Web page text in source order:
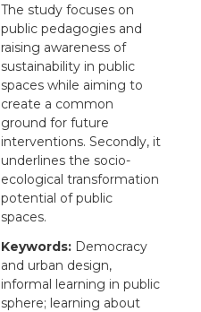
The study focuses on
public pedagogies and
raising awareness of
sustainability in public
spaces while aiming to
create a common
ground for future
interventions. Secondly, it
underlines the socio-
ecological transformation
potential of public
spaces.
Keywords: Democracy
and urban design,
informal learning in public
sphere; learning about